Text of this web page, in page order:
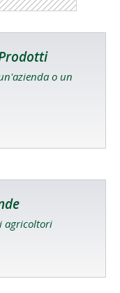
o un
agricoltori